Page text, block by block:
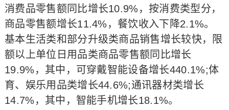
消费品零售额同比增长10.9%，按消费类型分，
商品零售额增长11.4%，餐饮收入下降2.1%。
基本生活类和部分升级类商品销售增长较快，限
额以上单位日用品类商品零售额同比增长
19.9%，其中，可穿戴智能设备增长440.1%;体
育、娱乐用品类增长44.6%;通讯器材类增长
14.7%，其中，智能手机增长18.1%。